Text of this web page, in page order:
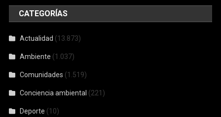
CATEGORÍAS
Actualidad (13.873)
Ambiente (1.037)
Comunidades (1.519)
Conciencia ambiental (221)
Deporte (10)